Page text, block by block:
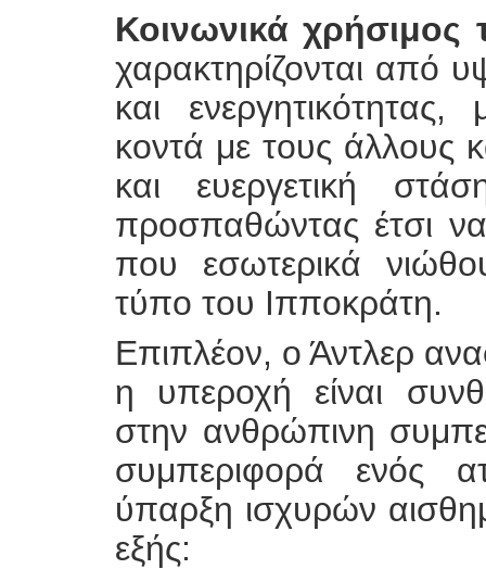
Κοινωνικά χρήσιμος
χαρακτηρίζονται από
και
κοντά με τους άλλους
και ευεργετική
προσπαθώντας έτσι
που εσωτερικά
τύπο του Ιπποκράτη.
Επιπλέον, ο Άντλερ
η υπεροχή είναι
στην ανθρώπινη
συμπεριφορά ενός
ύπαρξη ισχυρών
εξής: